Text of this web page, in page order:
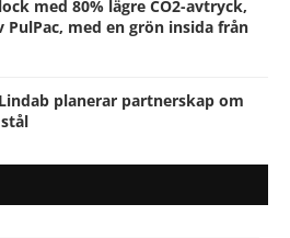
med 80% lägre CO2-avtryck,
med en grön insida från
planerar partnerskap om